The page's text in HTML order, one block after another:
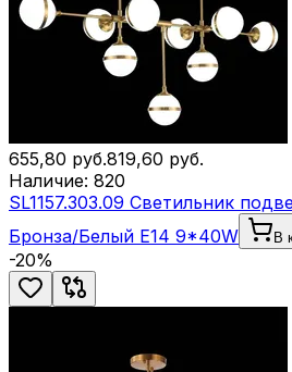
655,80 руб.819,60 руб.
Наличие: 820
SL1157.303.09 Светильник
Бронза/Белый E14 9*40W
В
-20%